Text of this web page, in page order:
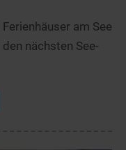
am See
nächsten See-